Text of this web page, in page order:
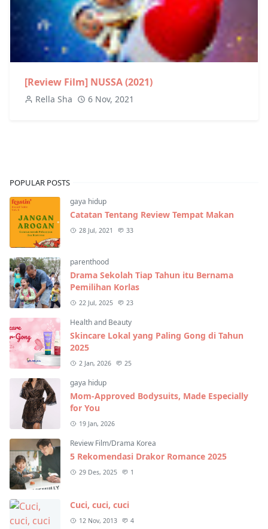
[Review Film] NUSSA (2021)
Rella Sha 6 Nov, 2021
POPULAR POSTS
gaya hidup
Catatan Tentang Review Tempat Makan
28 Jul, 2021 33
parenthood
Drama Sekolah Tiap Tahun itu Bernama
Pemilihan Korlas
22 Jul, 2025 23
Health and Beauty
Skincare Lokal yang Paling Gong di Tahun
2025
2 Jan, 2026 25
gaya hidup
Mom-Approved Bodysuits, Made Especially
for You
19 Jan, 2026
Review Film/Drama Korea
5 Rekomendasi Drakor Romance 2025
29 Des, 2025 1
Cuci, cuci, cuci
12 Nov, 2013 4